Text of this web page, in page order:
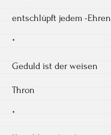
entschlüpft jedem -Ehren
*
Geduld ist der weisen
Thron
*